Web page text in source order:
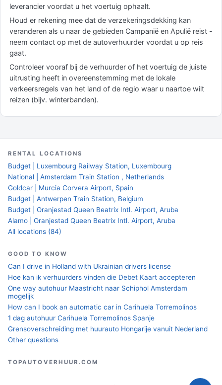
leverancier voordat u het voertuig ophaalt.
Houd er rekening mee dat de verzekeringsdekking kan
veranderen als u naar de gebieden Campanië en Apulië reist -
neem contact op met de autoverhuurder voordat u op reis
gaat.
Controleer vooraf bij de verhuurder of het voertuig de juiste
uitrusting heeft in overeenstemming met de lokale
verkeersregels van het land of de regio waar u naartoe wilt
reizen (bijv. winterbanden).
RENTAL LOCATIONS
Budget | Luxembourg Railway Station, Luxembourg
National | Amsterdam Train Station , Netherlands
Goldcar | Murcia Corvera Airport, Spain
Budget | Antwerpen Train Station, Belgium
Budget | Oranjestad Queen Beatrix Intl. Airport, Aruba
Alamo | Oranjestad Queen Beatrix Intl. Airport, Aruba
All locations (84)
GOOD TO KNOW
Can I drive in Holland with Ukrainian drivers license
Hoe kan ik verhuurders vinden die Debet Kaart accepteren
One way autohuur Maastricht naar Schiphol Amsterdam
mogelijk
How can I book an automatic car in Carihuela Torremolinos
1 dag autohuur Carihuela Torremolinos Spanje
Grensoverschreiding met huurauto Hongarije vanuit Nederland
Other questions
TOPAUTOVERHUUR.COM